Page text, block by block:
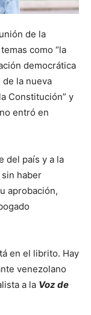
de la
como “la
democrática
de la nueva
Constitución” y
entró en
del país y a la
sin haber
aprobación,
en el librito. Hay
venezolano
a la Voz de